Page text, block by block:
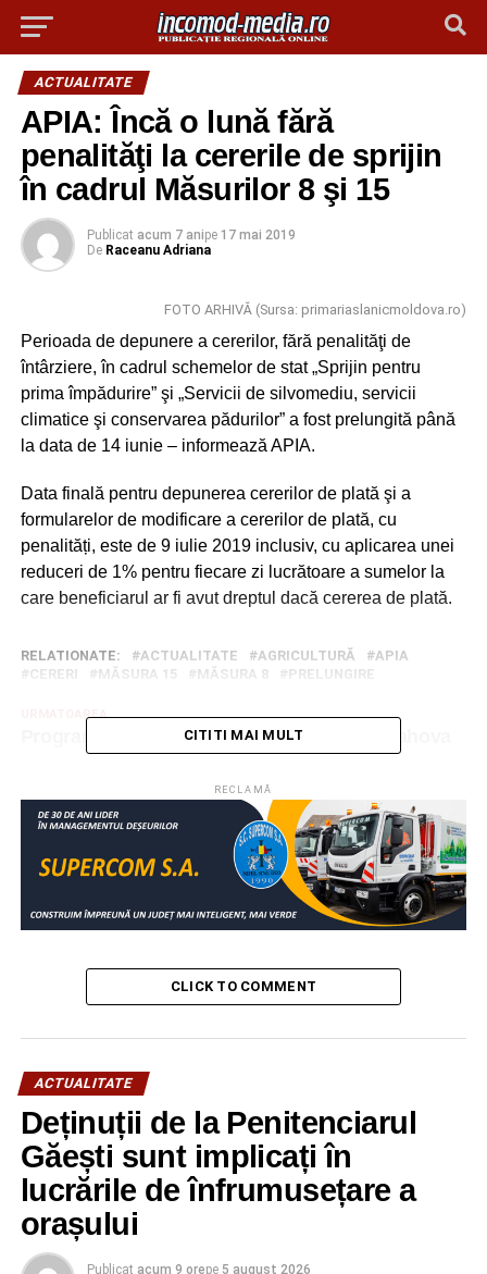
ACTUALITATE
APIA: Încă o lună fără
penalităţi la cererile de sprijin
în cadrul Măsurilor 8 şi 15
Publicat acum 7 anipe 17 mai 2019
De Raceanu Adriana
FOTO ARHIVĂ (Sursa: primariaslanicmoldova.ro)
Perioada de depunere a cererilor, fără penalităţi de
întârziere, în cadrul schemelor de stat „Sprijin pentru
prima împădurire” şi „Servicii de silvomediu, servicii
climatice şi conservarea pădurilor” a fost prelungită până
la data de 14 iunie – informează APIA.
Data finală pentru depunerea cererilor de plată şi a
formularelor de modificare a cererilor de plată, cu
penalități, este de 9 iulie 2019 inclusiv, cu aplicarea unei
reduceri de 1% pentru fiecare zi lucrătoare a sumelor la
care beneficiarul ar fi avut dreptul dacă cererea de plată.
RELATIONATE: ACTUALITATE AGRICULTURĂ
APIA
CERERI
MĂSURA 15 MĂSURA 8 PRELUNGIRE
URMATOAREA
Program „Noaptea Muzeelor” în judeţul Prahova
Educaţia digitală, un mod ingenios de a-i implica
activ pe elevi!
CITITI MAI MULT
RECLAMĂ
CLICK TO COMMENT
ACTUALITATE
Deținuții de la Penitenciarul
Găești sunt implicați în
lucrările de înfrumusețare a
orașului
Publicat acum 9 orepe 5 august 2026